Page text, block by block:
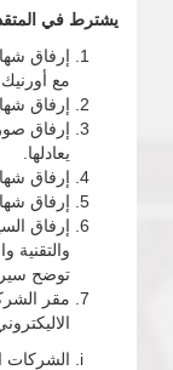
يشترط في
إرفاق
مع أورنيك ش7) أو ما
إرفاق
إرفاق
يعادلها.
إرفاق
إرفاق
إرفاق
والتقنية
توضح
مقر
الشركات